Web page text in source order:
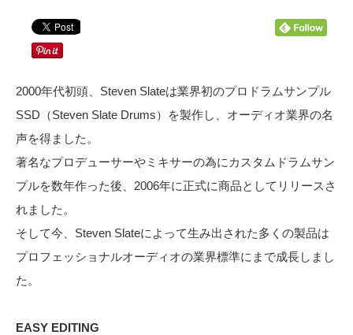
2000年代初頭、Steven Slateは業界初のプロドラムサンプル
SSD（Steven Slate Drums）を製作し、オーディオ業界の名
声を得ました。
著名なプロデューサーやミキサーの為にカスタムドラムサン
プルを数年作った後、2006年に正式に商品としてリリースさ
れました。
そして今、Steven Slateによって生み出された多くの製品は
プロフェッショナルオーディオの業界標準にまで成長しまし
た。
EASY EDITING